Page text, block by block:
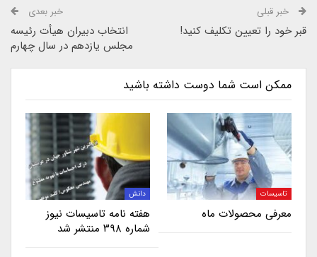
خبر قبلی
قبر خود را تعیین تکلیف کنید!
خبر بعدی
انتخاب دبیران هیأت رئیسه
مجلس یازدهم در سال چهارم
ممکن است شما دوست داشته باشید
تاسیسات
معرفی محصولات ماه
دانش
هفته نامه تاسیسات نیوز
شماره ۳۹۸ منتشر شد